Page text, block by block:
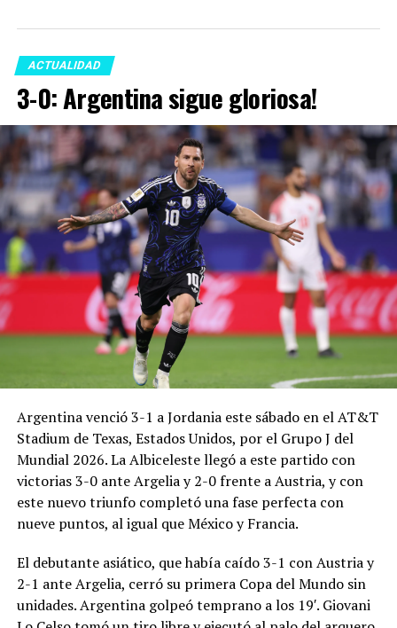
ACTUALIDAD
3-0: Argentina sigue gloriosa!
Argentina venció 3-1 a Jordania este sábado en el AT&T
Stadium de Texas, Estados Unidos, por el Grupo J del
Mundial 2026. La Albiceleste llegó a este partido con
victorias 3-0 ante Argelia y 2-0 frente a Austria, y con
este nuevo triunfo completó una fase perfecta con
nueve puntos, al igual que México y Francia.
El debutante asiático, que había caído 3-1 con Austria y
2-1 ante Argelia, cerró su primera Copa del Mundo sin
unidades. Argentina golpeó temprano a los 19′. Giovani